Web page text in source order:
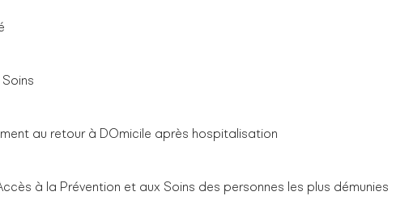
au retour à DOmicile après hospitalisation
à la Prévention et aux Soins des personnes les plus démunies